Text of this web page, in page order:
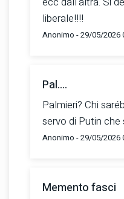
liberale!!!!
Anonimo - 29/05/2026
Pal....
Palmieri? Chi
servo di Putin che
Anonimo - 29/05/2026
Memento fasci